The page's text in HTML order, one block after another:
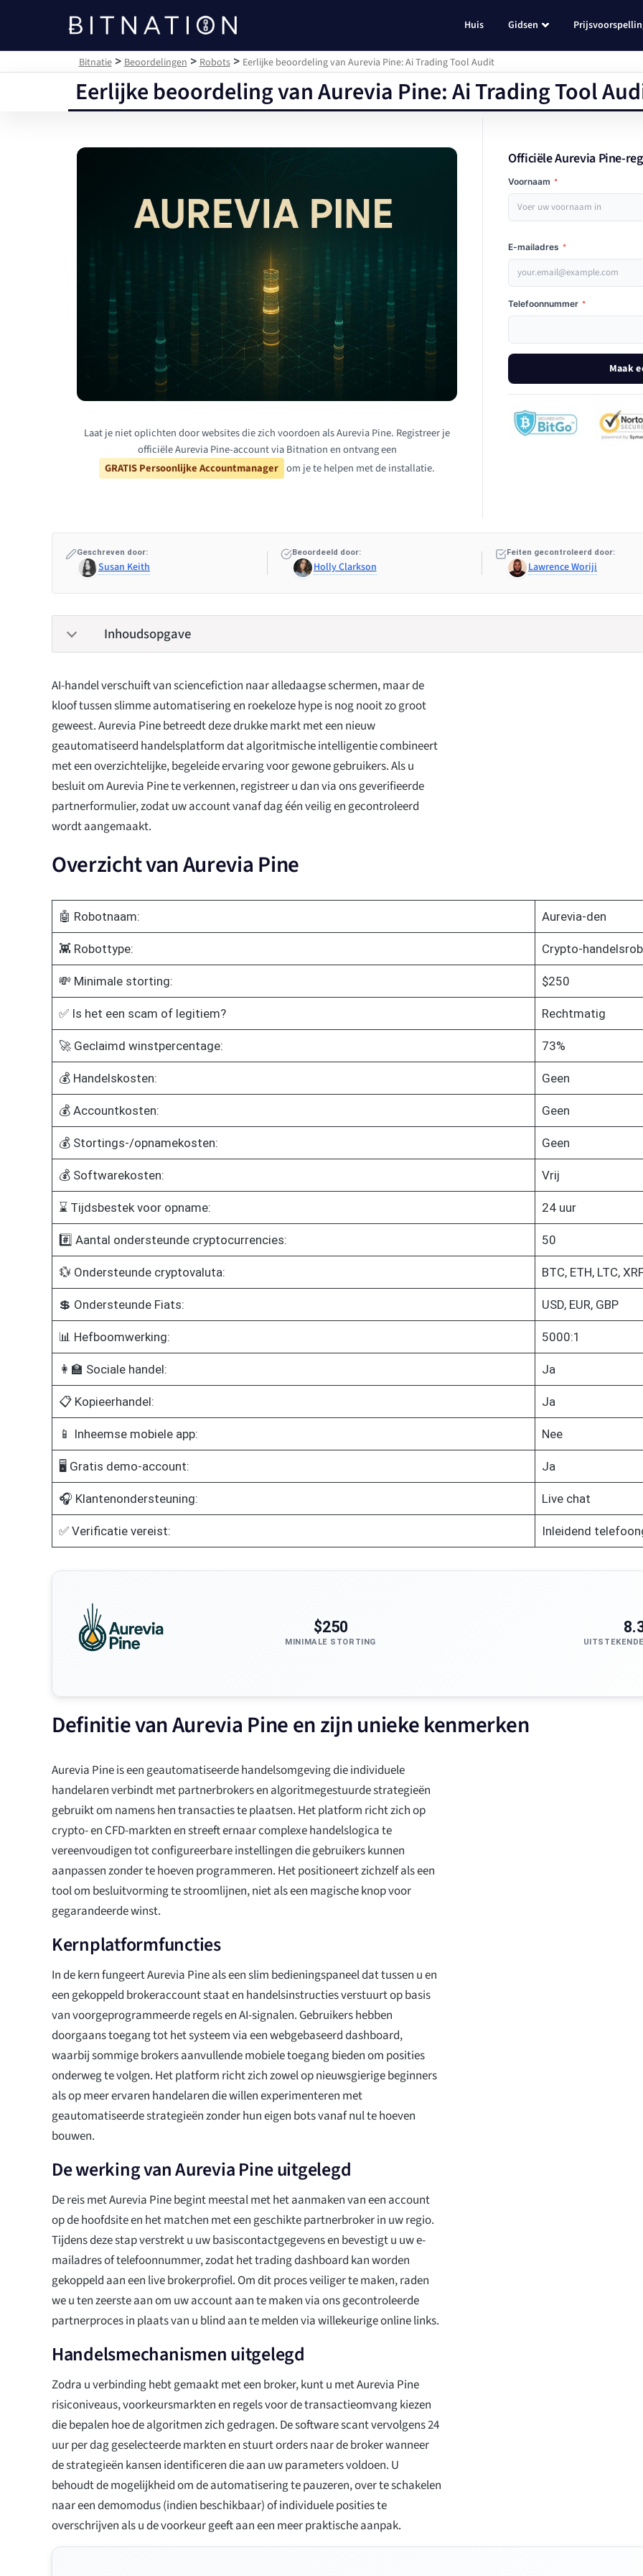
Bitnatie
Huis Gidsen
Bitnatie>Beoordelingen >Robots> Eerlijke beoordeling van Aurevia Pine: Ai Trading Tool Audit
Eerlijke beoordeling van Aurevia Pine: Ai Trading Tool
Laat je niet oplichten door websites die zich voordoen als Aurevia Pine. Registreer je
officiële Aurevia Pine-account via Bitnation en ontvang een
GRATIS Persoonlijke Accountmanager om je te helpen met de installatie.
Officiële Aurevia Pine-
Voornaam *
E-mailadres *
Telefoonnummer *
Maak
Geschreven door:
Susan Keith
Beoordeeld door:
Holly Clarkson
Feiten gecontroleerd door:
Lawrence Woriji
Inhoudsopgave
AI-handel verschuift van sciencefiction naar alledaagse schermen, maar de
kloof tussen slimme automatisering en roekeloze hype is nog nooit zo groot
geweest. Aurevia Pine betreedt deze drukke markt met een nieuw
geautomatiseerd handelsplatform dat algoritmische intelligentie combineert
met een overzichtelijke, begeleide ervaring voor gewone gebruikers. Als u
besluit om Aurevia Pine te verkennen, registreer u dan via ons geverifieerde
partnerformulier, zodat uw account vanaf dag één veilig en gecontroleerd
wordt aangemaakt.
Overzicht van Aurevia Pine
🤖 Robotnaam: Aurevia-den
👾 Robottype: Crypto-
💸 Minimale storting: $250
✅ Is het een scam of legitiem? Rechtmatig
🚀 Geclaimd winstpercentage: 73%
💰 Handelskosten: Geen
💰 Accountkosten: Geen
💰 Stortings-/opnamekosten: Geen
💰 Softwarekosten: Vrij
⌛ Tijdsbestek voor opname: 24 uur
#️⃣ Aantal ondersteunde cryptocurrencies: 50
💱 Ondersteunde cryptovaluta: BTC, ETH, LTC,
💲 Ondersteunde Fiats: USD, EUR, GBP
📊 Hefboomwerking: 5000:1
👩‍🏫 Sociale handel: Ja
📋 Kopieerhandel: Ja
📱 Inheemse mobiele app: Nee
🖥️ Gratis demo-account: Ja
🎧 Klantenondersteuning: Live chat
✅ Verificatie vereist: Inleidend
$250
MINIMALE STORTING
Definitie van Aurevia Pine en zijn unieke kenmerken
Aurevia Pine is een geautomatiseerde handelsomgeving die individuele
handelaren verbindt met partnerbrokers en algoritmegestuurde strategieën
gebruikt om namens hen transacties te plaatsen. Het platform richt zich op
crypto- en CFD-markten en streeft ernaar complexe handelslogica te
vereenvoudigen tot configureerbare instellingen die gebruikers kunnen
aanpassen zonder te hoeven programmeren. Het positioneert zichzelf als een
tool om besluitvorming te stroomlijnen, niet als een magische knop voor
gegarandeerde winst.
Kernplatformfuncties
In de kern fungeert Aurevia Pine als een slim bedieningspaneel dat tussen u en
een gekoppeld brokeraccount staat en handelsinstructies verstuurt op basis
van voorgeprogrammeerde regels en AI-signalen. Gebruikers hebben
doorgaans toegang tot het systeem via een webgebaseerd dashboard,
waarbij sommige brokers aanvullende mobiele toegang bieden om posities
onderweg te volgen. Het platform richt zich zowel op nieuwsgierige beginners
als op meer ervaren handelaren die willen experimenteren met
geautomatiseerde strategieën zonder hun eigen bots vanaf nul te hoeven
bouwen.
De werking van Aurevia Pine uitgelegd
De reis met Aurevia Pine begint meestal met het aanmaken van een account
op de hoofdsite en het matchen met een geschikte partnerbroker in uw regio.
Tijdens deze stap verstrekt u uw basiscontactgegevens en bevestigt u uw e-
mailadres of telefoonnummer, zodat het trading dashboard kan worden
gekoppeld aan een live brokerprofiel. Om dit proces veiliger te maken, raden
we u ten zeerste aan om uw account aan te maken via ons gecontroleerde
partnerproces in plaats van u blind aan te melden via willekeurige online links.
Handelsmechanismen uitgelegd
Zodra u verbinding hebt gemaakt met een broker, kunt u met Aurevia Pine
risiconiveaus, voorkeursmarkten en regels voor de transactieomvang kiezen
die bepalen hoe de algoritmen zich gedragen. De software scant vervolgens 24
uur per dag geselecteerde markten en stuurt orders naar de broker wanneer
de strategieën kansen identificeren die aan uw parameters voldoen. U
behoudt de mogelijkheid om de automatisering te pauzeren, over te schakelen
naar een demomodus (indien beschikbaar) of individuele posities te
overschrijven als u de voorkeur geeft aan een meer praktische aanpak.